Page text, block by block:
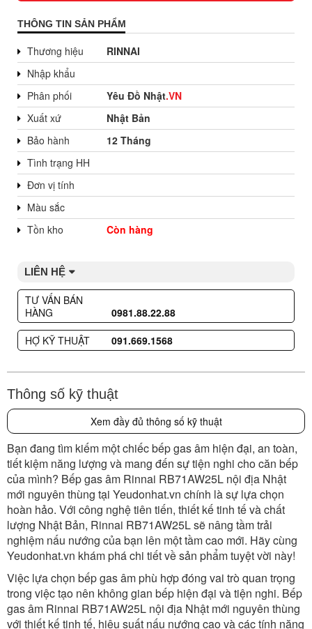
THÔNG TIN SẢN PHẨM
Thương hiệu
RINNAI
Nhập khẩu
Phân phối
Yêu Đồ Nhật.VN
Xuất xứ
Nhật Bản
Bảo hành
12 Tháng
Tình trạng HH
Đơn vị tính
Màu sắc
Tồn kho
Còn hàng
LIÊN HỆ
TƯ VẤN BÁN
HÀNG
0981.88.22.88
HỢ KỸ THUẬT
091.669.1568
Thông số kỹ thuật
Xem đầy đủ thông số kỹ thuật
Bạn đang tìm kiếm một chiếc bếp gas âm hiện đại, an toàn,
tiết kiệm năng lượng và mang đến sự tiện nghi cho căn bếp
của mình? Bếp gas âm Rinnai RB71AW25L nội địa Nhật
mới nguyên thùng tại Yeudonhat.vn chính là sự lựa chọn
hoàn hảo. Với công nghệ tiên tiến, thiết kế tinh tế và chất
lượng Nhật Bản, Rinnai RB71AW25L sẽ nâng tầm trải
nghiệm nấu nướng của bạn lên một tầm cao mới. Hãy cùng
Yeudonhat.vn khám phá chi tiết về sản phẩm tuyệt vời này!
Việc lựa chọn bếp gas âm phù hợp đóng vai trò quan trọng
trong việc tạo nên không gian bếp hiện đại và tiện nghi. Bếp
gas âm Rinnai RB71AW25L nội địa Nhật mới nguyên thùng
với thiết kế tinh tế, hiệu suất nấu nướng cao và các tính năng